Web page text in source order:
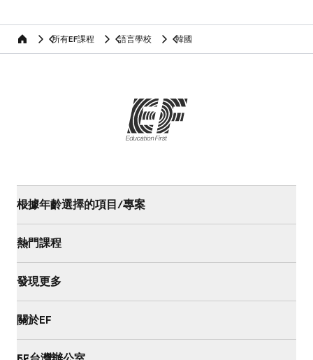
home 所有EF課程 語言學校 韓國
根據年齡選擇的項目/專案
熱門課程
發現更多
關於EF